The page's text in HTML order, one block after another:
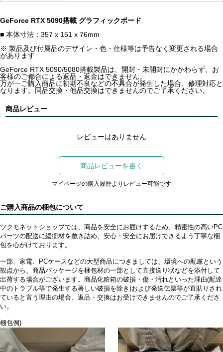
GeForce RTX 5090搭載 グラフィックボード
■ 本体寸法：357 x 151 x 76mm
※ 製品及び付属品のデザイン・色・仕様等は予告なく変更される場合
があります
GeForce RTX 5090/5080搭載製品は、開封・未開封にかかわらず、お
客様のご都合による返品・返金はできません。
万が一ご購入商品に初期不良などの不具合が発生した場合、修理対応と
なります。同品交換・他品交換はできませんのでご了承ください。
商品レビュー
レビューはありません
商品レビューを書く
マイページの購入履歴よりレビュー可能です
ご購入商品の梱包について
ツクモネットショップでは、商品を安全にお届けするため、精密性の高いPC
パーツの配送に緩衝材を敷き詰め、安心・安全にお届けできるよう丁寧な梱
包を心がけております。
一部、家電、PCケースなどの大型商品につきましては、環境への配慮という
観点から、商品パッケージを梱包材の一部として直接送り状などを添付して
出荷する場合がございます。商品化粧箱の破損・傷・汚れといった理由(配達
中のトラブル等で発生する著しい破損を除き)および発送伝票等が直貼りされ
ていると言う理由の場合、返品・交換はお受けできませんのでご了承くださ
い。
梱包例)